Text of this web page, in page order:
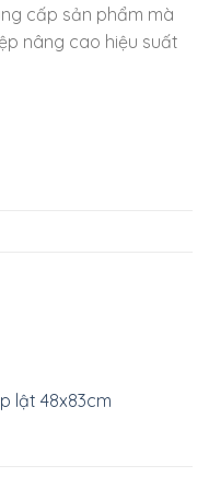
cấp sản phẩm mà
nâng cao hiệu suất
lật 48x83cm